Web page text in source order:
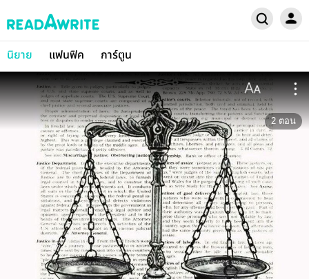
นิยาย แฟนฟิค การ์ตูน
2 ตอน